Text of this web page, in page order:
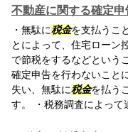
不動産に関する確定
・無駄に税金を支払うこ
とによって、住宅ローン
で節税をするなどという
確定申告を行わないこと
失い、無駄に税金を払う
す。 ・税務調査によって